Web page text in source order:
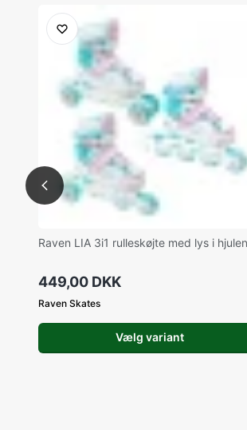
Raven LIA 3i1 rulleskøjte med lys i
449,00 DKK
Raven Skates
Vælg variant